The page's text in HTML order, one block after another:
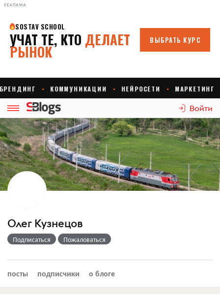
РЕКЛАМА
Войти
Олег Кузнецов
Подписаться Пожаловаться
посты подписчики о блоге